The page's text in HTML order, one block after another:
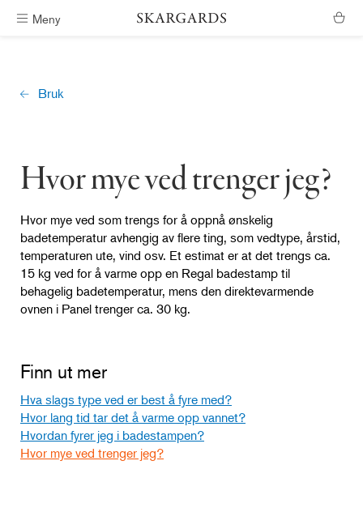
Meny Fri frakt i Sør-Norge
Bruk
Hvor mye ved trenger jeg?
Hvor mye ved som trengs for å oppnå ønskelig
badetemperatur avhengig av flere ting, som vedtype, årstid,
temperaturen ute, vind osv. Et estimat er at det trengs ca.
15 kg ved for å varme opp en Regal badestamp til
behagelig badetemperatur, mens den direktevarmende
ovnen i Panel trenger ca. 30 kg.
Finn ut mer
Hva slags type ved er best å fyre med?
Hvor lang tid tar det å varme opp vannet?
Hvordan fyrer jeg i badestampen?
Hvor mye ved trenger jeg?